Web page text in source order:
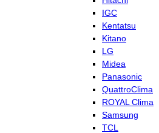
IGC
Kentatsu
Kitano
LG
Midea
Panasonic
QuattroClima
ROYAL Clima
Samsung
TCL